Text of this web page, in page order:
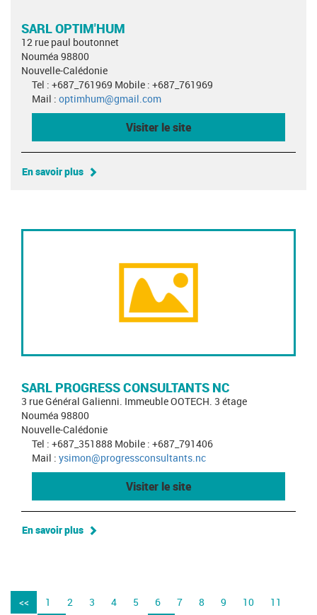
SARL OPTIM'HUM
12 rue paul boutonnet
Nouméa 98800
Nouvelle-Calédonie
Tel : +687_761969 Mobile : +687_761969
Mail : optimhum@gmail.com
Visiter le site
En savoir plus
SARL PROGRESS CONSULTANTS NC
3 rue Général Galienni. Immeuble OOTECH. 3 étage
Nouméa 98800
Nouvelle-Calédonie
Tel : +687_351888 Mobile : +687_791406
Mail : ysimon@progressconsultants.nc
Visiter le site
En savoir plus
<< 1 2 3 4 5 6 7 8 9 10
11